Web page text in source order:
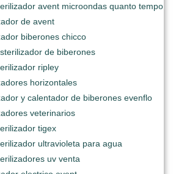
avent microondas quanto tempo
de avent
biberones chicco
de biberones
ripley
horizontales
y calentador de biberones evenflo
veterinarios
tigex
ultravioleta para agua
uv venta